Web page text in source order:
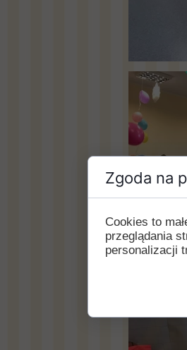
Zgoda na
Cookies to
przeglądania
personalizacji